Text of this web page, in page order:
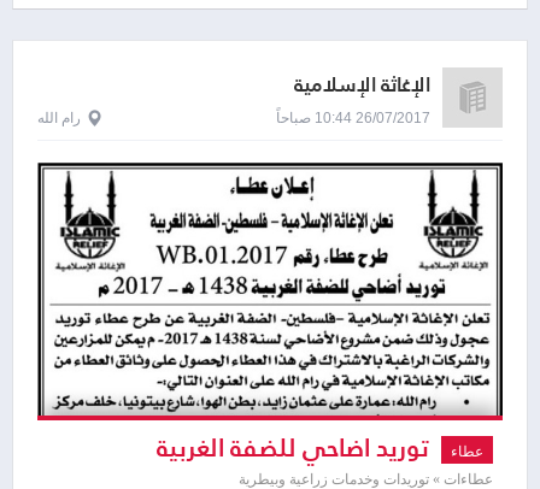
الإغاثة الإسلامية
26/07/2017 10:44 صباحاً رام الله
عطاء توريد اضاحي للضفة الغربية
عطاءات » توريدات وخدمات زراعية وبيطرية